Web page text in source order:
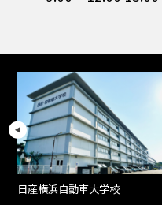
日産横浜自動車大学校